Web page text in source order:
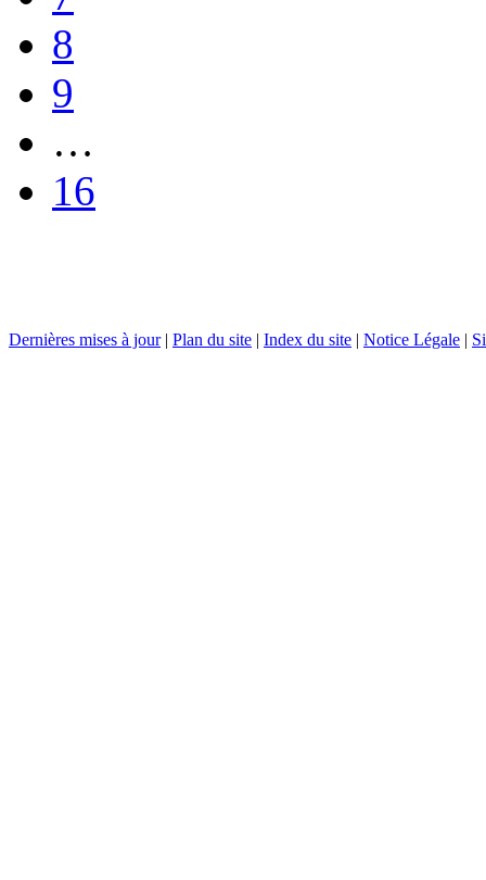
8
9
…
16
Dernières mises à jour| Plan du site | Index du site | Notice Légale |